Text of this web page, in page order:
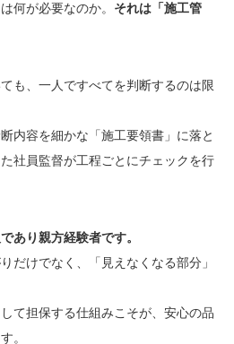
何が必要なのか。 それは「施工管
も、一人ですべてを判断するのは限
内容を細かな「施工要領書」に落と
社員監督が工程ごとにチェックを行
あり親方経験者です。
だけでなく、「見えなくなる部分」
て担保する仕組みこそが、安心の品
。